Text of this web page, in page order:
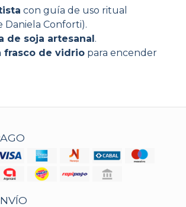
con guía de uso ritual
Daniela Conforti).
de soja artesanal.
frasco de vidriopara encender